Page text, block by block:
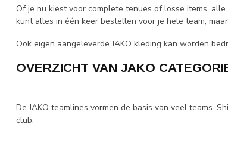
Of je nu kiest voor complete tenues of losse items,
kunt alles in één keer bestellen voor je hele team,
Ook eigen aangeleverde JAKO kleding kan worden
OVERZICHT VAN JAKO
De JAKO teamlines vormen de basis van veel teams.
club.